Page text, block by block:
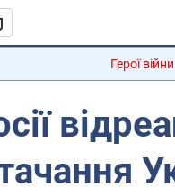
Герої війни